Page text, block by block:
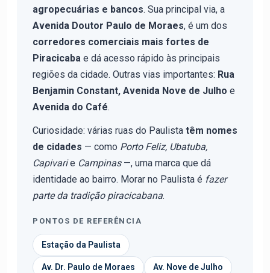
agropecuárias e bancos. Sua principal via, a
Avenida Doutor Paulo de Moraes, é um dos
corredores comerciais mais fortes de
Piracicaba e dá acesso rápido às principais
regiões da cidade. Outras vias importantes: Rua
Benjamin Constant, Avenida Nove de Julho e
Avenida do Café.
Curiosidade: várias ruas do Paulista têm nomes
de cidades — como Porto Feliz, Ubatuba,
Capivarie Campinas—, uma marca que dá
identidade ao bairro. Morar no Paulista é fazer
parte da tradição piracicabana.
PONTOS DE REFERÊNCIA
Estação da Paulista
Av. Dr. Paulo de Moraes Av. Nove de Julho